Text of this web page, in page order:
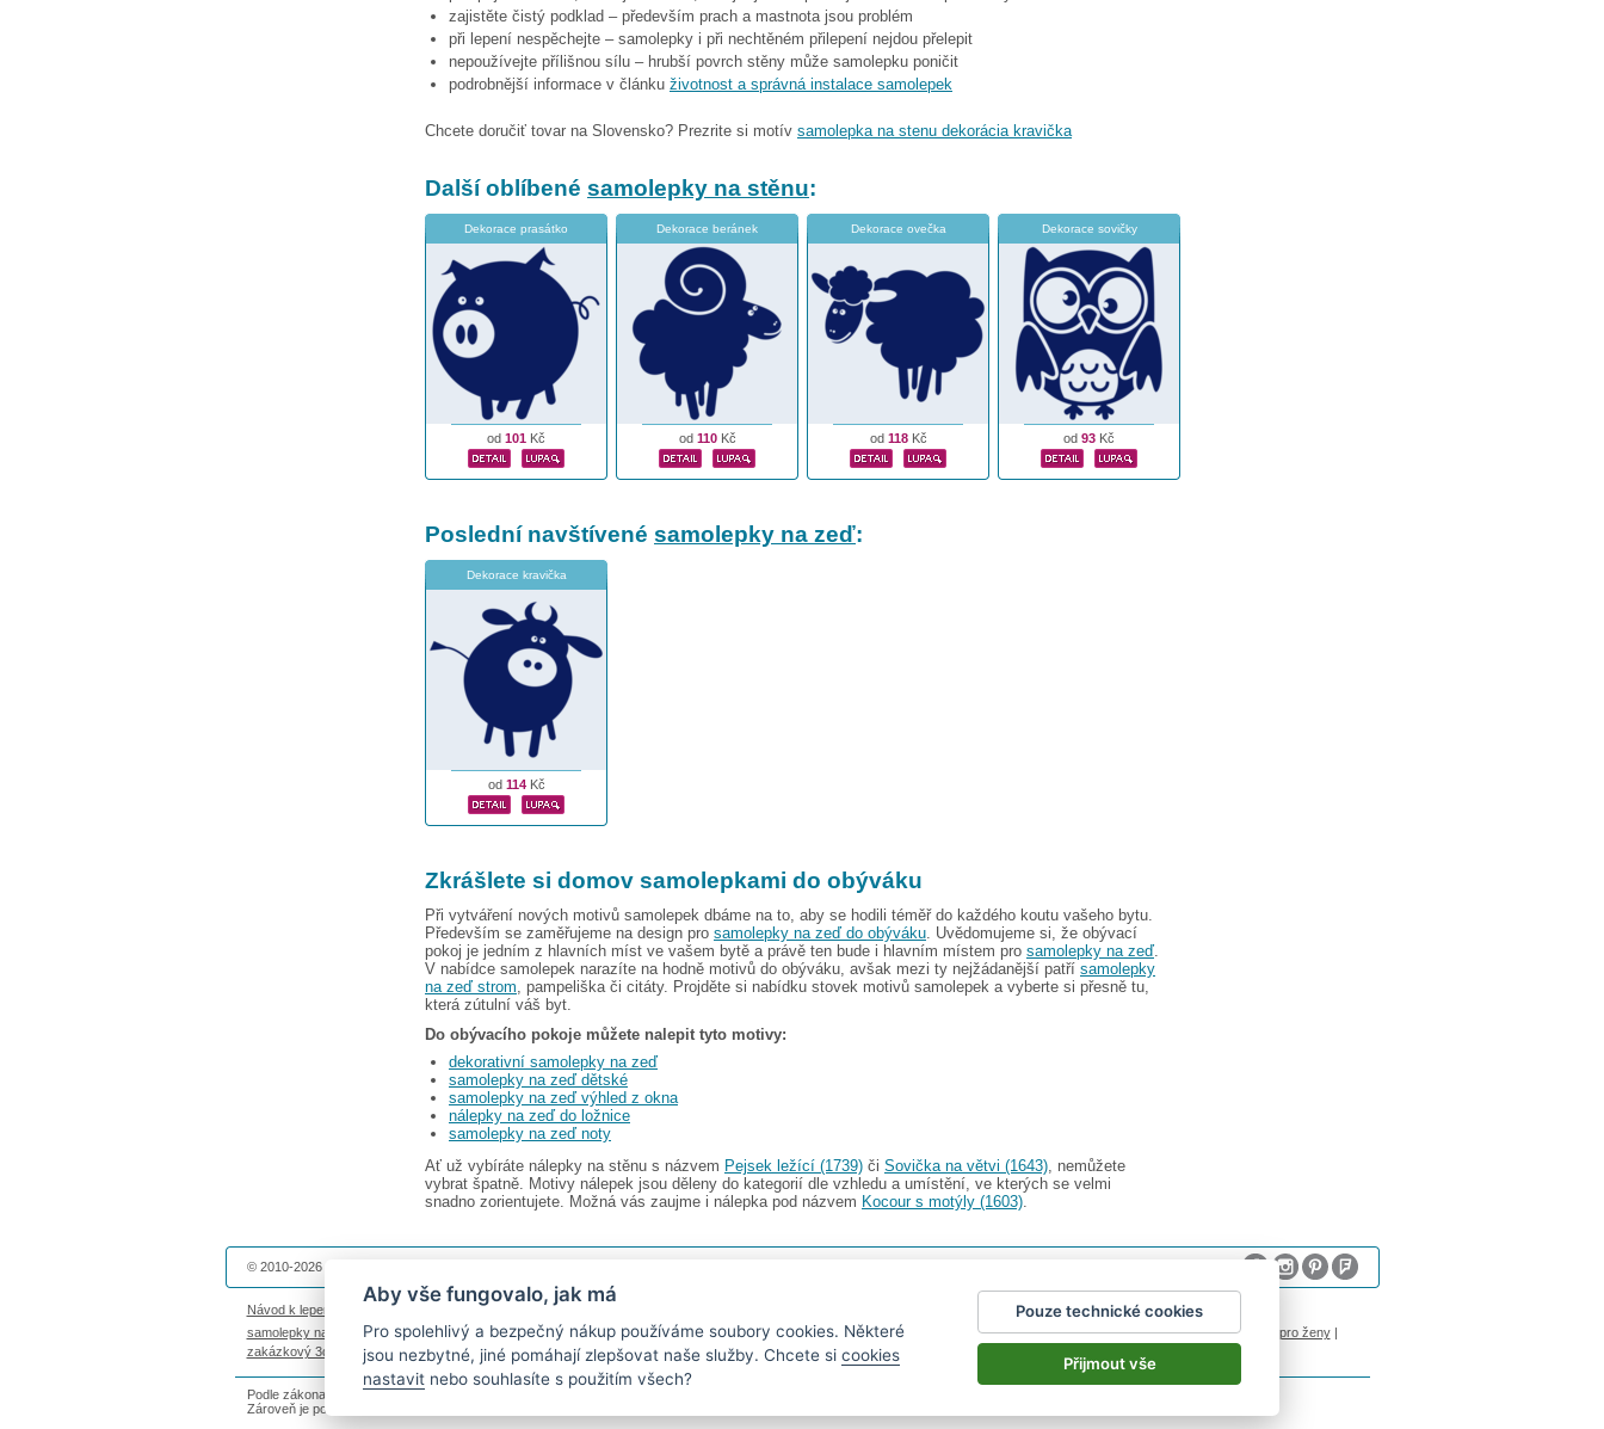
zajistěte čistý podklad – především prach a mastnota jsou problém
při lepení nespěchejte – samolepky i při nechtěném přilepení nejdou přelepit
nepoužívejte přílišnou sílu – hrubší povrch stěny může samolepku poničit
podrobnější informace v článku životnost a správná instalace samolepek
Chcete doručiť tovar na Slovensko? Prezrite si motív samolepka na stenu dekorácia kravička
Další oblíbené samolepky na stěnu:
Dekorace prasátko
od 101 Kč
Dekorace beránek
od 110Kč
Dekorace ovečka
od 118Kč
Dekorace sovičky
od 93 Kč
Poslední navštívené samolepky na zeď:
Dekorace kravička
od 114Kč
Zkrášlete si domov samolepkami do obýváku
Při vytváření nových motivů samolepek dbáme na to, aby se hodili téměř do každého koutu vašeho bytu.
Především se zaměřujeme na design pro samolepky na zeď do obýváku. Uvědomujeme si, že obývací
pokoj je jedním z hlavních míst ve vašem bytě a právě ten bude i hlavním místem pro samolepky na zeď.
V nabídce samolepek narazíte na hodně motivů do obýváku, avšak mezi ty nejžádanější patří samolepky
na zeď strom, pampeliška či citáty. Projděte si nabídku stovek motivů samolepek a vyberte si přesně tu,
která zútulní váš byt.
Do obývacího pokoje můžete nalepit tyto motivy:
dekorativní samolepky na zeď
samolepky na zeď dětské
samolepky na zeď výhled z okna
nálepky na zeď do ložnice
samolepky na zeď noty
Ať už vybíráte nálepky na stěnu s názvem Pejsek ležící (1739) či Sovička na větvi (1643), nemůžete
vybrat špatně. Motivy nálepek jsou děleny do kategorií dle vzhledu a umístění, ve kterých se velmi
snadno zorientujete. Možná vás zaujme i nálepka pod názvem Kocour s motýly (1603).
© 2010-2026 Dekolepky.cz provozuje
Návod k lepení Životnost samolepek na zeď Magazín |Impressum
samolepky na auto
|fotomagnetky na lednici|fotokalendáře|kühlschrank fotomagnete|foto magnesy na lodówkę samolepky dieťa v aute|logoprinty|nálepky na stenu| dárky pro ženy|
zakázkový 3d tisk
hodinový manžel česká lípa|živicové nálepky
Podle zákona o evidenci tržeb je prodávající povinen vystavit kupujícímu účtenku.
Zároveň je povinen zaevidovat přijatou tržbu u správce daně on-line; v případě technického výpadku pak nejpozději do 48 hodin.
Aby vše fungovalo, jak má
Pro spolehlivý a bezpečný nákup používáme soubory cookies. Některé
jsou nezbytné, jiné pomáhají zlepšovat naše služby. Chcete si cookies
nastavit nebo souhlasíte s použitím všech?
Pouze technické cookies
Přijmout vše